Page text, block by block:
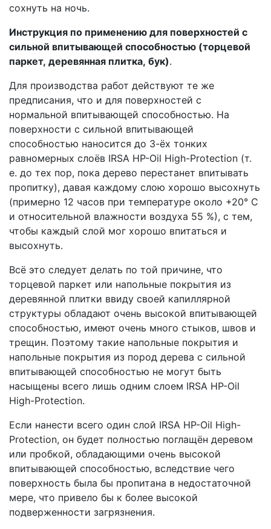
сохнуть на ночь.
Инструкция по применению для поверхностей с
сильной впитывающей способностью (торцевой
паркет, деревянная плитка, бук).
Для производства работ действуют те же
предписания, что и для поверхностей с
нормальной впитывающей способностью. На
поверхности с сильной впитывающей
способностью наносится до 3-ёх тонких
равномерных слоёв IRSA HP-Oil High-Protection (т.
е. до тех пор, пока дерево перестанет впитывать
пропитку), давая каждому слою хорошо высохнуть
(примерно 12 часов при температуре около +20° C
и относительной влажности воздуха 55 %), с тем,
чтобы каждый слой мог хорошо впитаться и
высохнуть.
Всё это следует делать по той причине, что
торцевой паркет или напольные покрытия из
деревянной плитки ввиду своей капиллярной
структуры обладают очень высокой впитывающей
способностью, имеют очень много стыков, швов и
трещин. Поэтому такие напольные покрытия и
напольные покрытия из пород дерева с сильной
впитывающей способностью не могут быть
насыщены всего лишь одним слоем IRSA HP-Oil
High-Protection.
Если нанести всего один слой IRSA HP-Oil High-
Protection, он будет полностью поглащён деревом
или пробкой, обладающими очень высокой
впитывающей способностью, вследствие чего
поверхность была бы пропитана в недостаточной
мере, что привело бы к более высокой
подверженности загрязнения.